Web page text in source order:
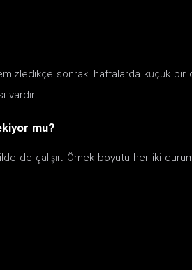
sonraki haftalarda küçük bir
vardır.
mu?
de çalışır. Örnek boyutu her iki